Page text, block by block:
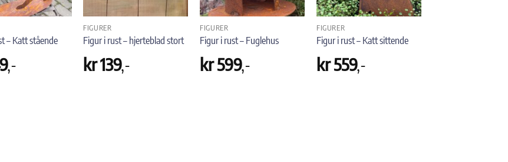
– Katt stående
,-
FIGURER
Figur i rust – hjerteblad stort
kr139,-
FIGURER
Figur i rust – Fuglehus
kr599,-
FIGURER
Figur i rust – Katt sittende
kr559,-